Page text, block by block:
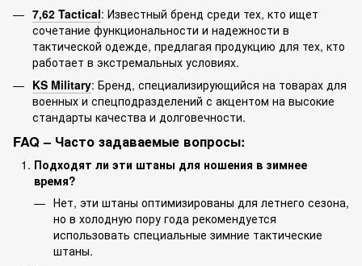
7,62 Tactical: Известный бренд среди тех, кто ищет
сочетание функциональности и надежности в
тактической одежде, предлагая продукцию для тех, кто
работает в экстремальных условиях.
KS Military: Бренд, специализирующийся на товарах для
военных и спецподразделений с акцентом на высокие
стандарты качества и долговечности.
FAQ – Часто задаваемые вопросы:
Подходят ли эти штаны для ношения в зимнее
время?
Нет, эти штаны оптимизированы для летнего сезона,
но в холодную пору года рекомендуется
использовать специальные зимние тактические
штаны.